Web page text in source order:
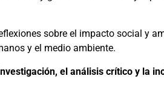
sobre el impacto social y
y el medio ambiente.
el análisis crítico y la